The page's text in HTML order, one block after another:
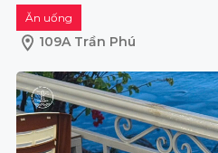
Ăn uống
109A Trần Phú